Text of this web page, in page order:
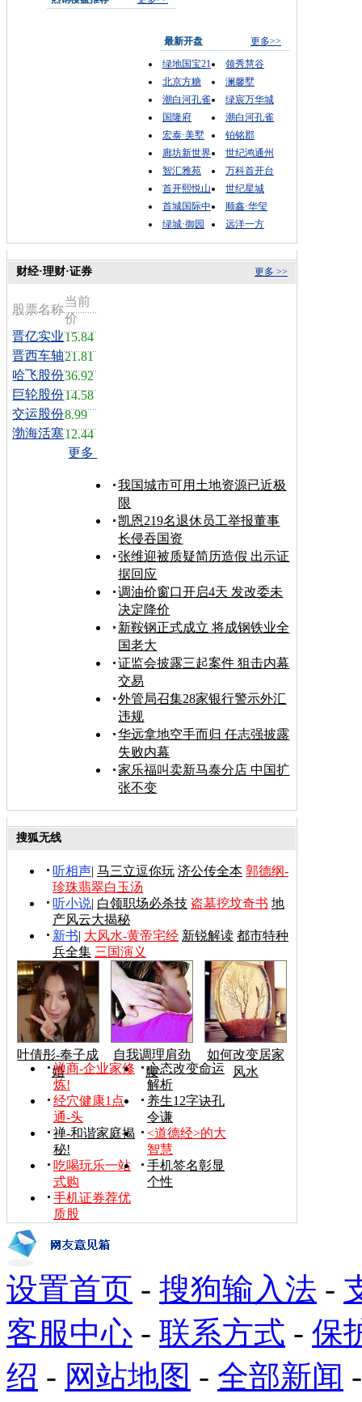
最新开盘
更多>>
绿地国宝21
领秀慧谷
北京方糖
澜馨墅
潮白河孔雀
绿宸万华城
国隆府
潮白河孔雀
宏泰·美墅
铂铭郡
廊坊新世界
世纪鸿通州
智汇雅苑
万科首开台
首开熙悦山
世纪星城
首城国际中
顺鑫·华玺
绿城·御园
远洋一方
更多 >>
财经·理财·证券
股票名称
当前
价
晋亿实业15.84
晋西车轴21.81
哈飞股份36.92
巨轮股份14.58
交运股份8.99
渤海活塞12.44
更多
我国城市可用土地资源已近极
限
凯恩219名退休员工举报董事
长侵吞国资
张维迎被质疑简历造假 出示证
据回应
调油价窗口开启4天 发改委未
决定降价
新鞍钢正式成立 将成钢铁业全
国老大
证监会披露三起案件 狙击内幕
交易
外管局召集28家银行警示外汇
违规
华远拿地空手而归 任志强披露
失败内幕
家乐福叫卖新马泰分店 中国扩
张不变
搜狐无线
听相声| 马三立逗你玩 济公传全本 郭德纲-
珍珠翡翠白玉汤
听小说| 白领职场必杀技 盗墓挖坟奇书 地
产风云大揭秘
新书| 大风水-黄帝宅经 新锐解读 都市特种
兵全集 三国演义
叶倩彤-奉子成
婚
自我调理肩劲
腰
如何改变居家
风水
禅商-企业家修
炼!
心态改变命运
解析
经穴健康1点
通-头
养生12字诀孔
令谦
禅-和谐家庭揭
秘!
<道德经>的大
智慧
吃喝玩乐一站
式购
手机签名彰显
个性
手机证券荐优
质股
设置首页 - 搜狗输入法 -
客服中心 - 联系方式 - 保
绍 - 网站地图 - 全部新闻